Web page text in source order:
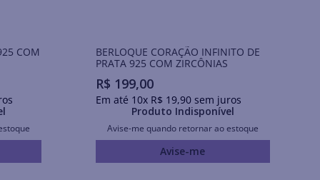
COM
BERLOQUE CORAÇÃO INFINITO DE
PRATA 925 COM ZIRCÔNIAS
R$ 199,00
Em até 10x R$ 19,90sem juros
Produto Indisponível
Avise-me quando retornar ao estoque
Avise-me